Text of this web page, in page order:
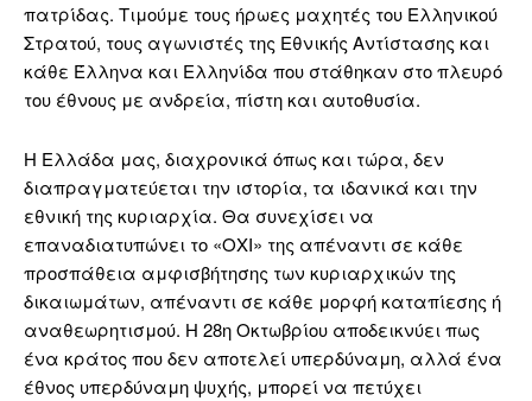
πατρίδας. Τιμούμε τους ήρωες μαχητές του Ελληνικού
Στρατού, τους αγωνιστές της Εθνικής Αντίστασης και
κάθε Έλληνα και Ελληνίδα που στάθηκαν στο πλευρό
του έθνους με ανδρεία, πίστη και αυτοθυσία.
Η Ελλάδα μας, διαχρονικά όπως και τώρα, δεν
διαπραγματεύεται την ιστορία, τα ιδανικά και την
εθνική της κυριαρχία. Θα συνεχίσει να
επαναδιατυπώνει το «ΟΧΙ» της απέναντι σε κάθε
προσπάθεια αμφισβήτησης των κυριαρχικών της
δικαιωμάτων, απέναντι σε κάθε μορφή καταπίεσης ή
αναθεωρητισμού. Η 28η Οκτωβρίου αποδεικνύει πως
ένα κράτος που δεν αποτελεί υπερδύναμη, αλλά ένα
έθνος υπερδύναμη ψυχής, μπορεί να πετύχει